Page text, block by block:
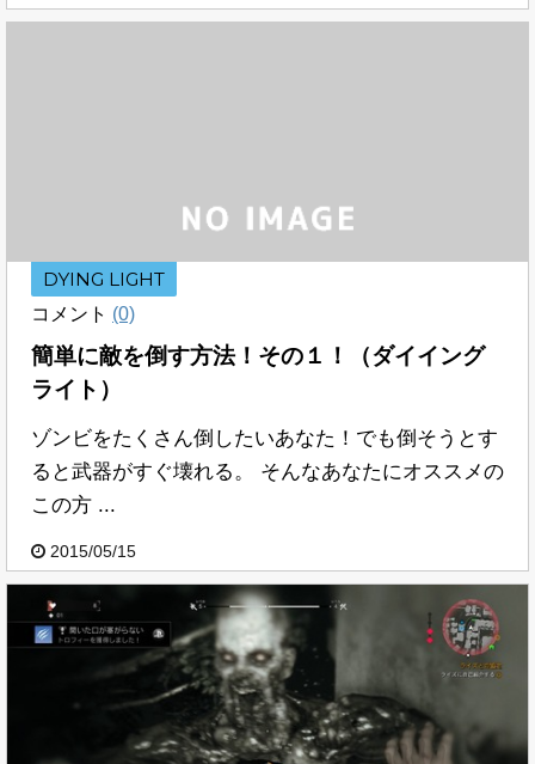
DYING LIGHT
コメント (0)
簡単に敵を倒す方法！その１！（ダイイング
ライト）
ゾンビをたくさん倒したいあなた！でも倒そうとす
ると武器がすぐ壊れる。 そんなあなたにオススメの
この方 ...
2015/05/15